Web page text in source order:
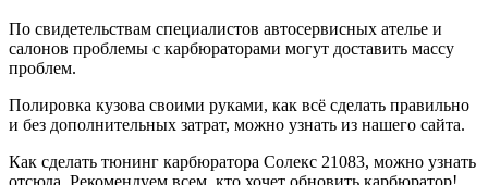
По свидетельствам специалистов автосервисных ателье и
салонов проблемы с карбюраторами могут доставить массу
проблем.
Полировка кузова своими руками, как всё сделать правильно
и без дополнительных затрат, можно узнать из нашего сайта.
Как сделать тюнинг карбюратора Солекс 21083, можно узнать
отсюда. Рекомендуем всем, кто хочет обновить карбюратор!